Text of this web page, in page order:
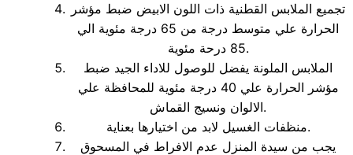
تجميع الملابس القطنية ذات اللون الابيض ضبط مؤشر
الحرارة علي متوسط درجة من 65 درجة مئوية الي
85 درحة مئوية.
الملابس الملونة يفضل للوصول للاداء الجيد ضبط
مؤشر الحرارة علي 40 درجة مئوية للمحافظة علي
الالوان ونسيج القماش.
منظفات الغسيل لابد من اختيارها بعناية.
يجب من سيدة المنزل عدم الافراط في المسحوق